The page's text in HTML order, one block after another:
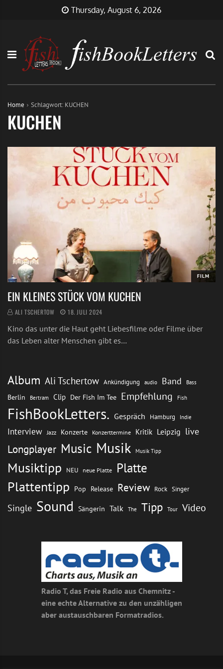
Thursday, August 6, 2026
Home Schlagwort: KUCHEN
KUCHEN
FILM
EIN KLEINES STÜCK VOM KUCHEN
ALI TSCHERTOW 18. JULI 2024
Kino das unter die Haut geht Liebesfilme oder Filme über
das Leben alter Menschen gibt es…
Album Ali Tschertow Ankündigung audio Band Bass
Berlin Bertram Clip Der Fish Im Tee Empfehlung Fish
FishBookLetters. Gespräch Hamburg Indie
Interview Jazz Konzerte Konzerttermine Kritik Leipzig live
Longplayer Music Musik Musik Tipp
Musiktipp NEU neue Platte Platte
Plattentipp Pop Release Review Rock Singer
Single Sound Sängerin Talk The Tipp Tour Video
Radio T, das Freie Radio aus Chemnitz -
eine echte Alternative zu den unzähligen
aber austauschbaren Formatradios.